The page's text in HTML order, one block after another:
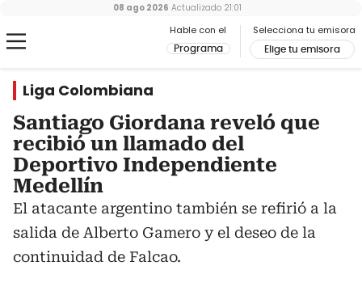
Hable con el
Programa
Selecciona tu emisora
Elige tu emisora
08 ago 2026 Actualizado 21:01
Liga Colombiana
Santiago Giordana reveló que
recibió un llamado del
Deportivo Independiente
Medellín
El atacante argentino también se refirió a la
salida de Alberto Gamero y el deseo de la
continuidad de Falcao.